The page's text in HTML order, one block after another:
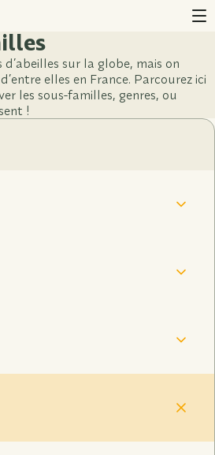
sur la globe, mais on
elles en France. Parcourez ici
les sous-familles, genres, ou
!